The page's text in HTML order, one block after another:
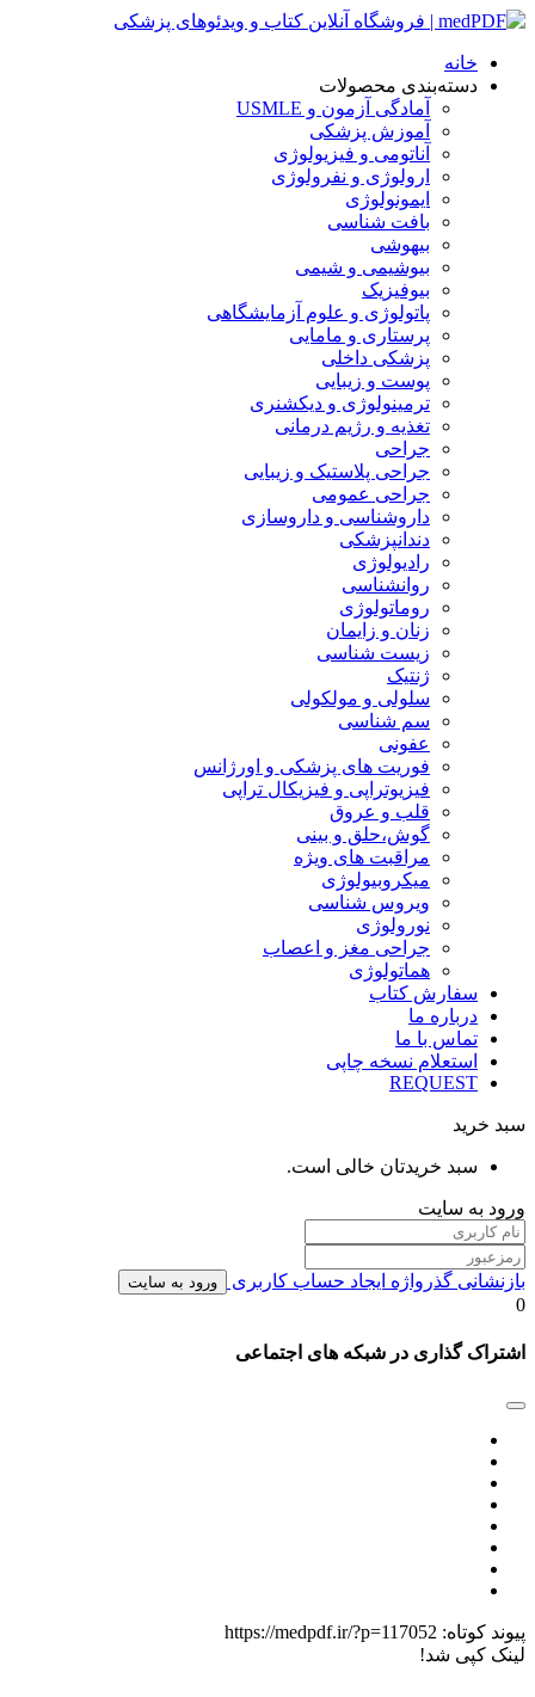
خانه
دسته‌بندی محصولات
آمادگی آزمون و USMLE
آموزش پزشکی
آناتومی و فیزیولوژی
ارولوژی و نفرولوژی
ایمونولوژی
بافت شناسی
بیهوشی
بیوشیمی و شیمی
بیوفیزیک
پاتولوژی و علوم آزمایشگاهی
پرستاری و مامایی
پزشکی داخلی
پوست و زیبایی
ترمینولوژی و دیکشنری
تغذیه و رژیم درمانی
جراحی
جراحی پلاستیک و زیبایی
جراحی عمومی
داروشناسی و داروسازی
دندانپزشکی
رادیولوژی
روانشناسی
روماتولوژی
زنان و زایمان
زیست شناسی
ژنتیک
سلولی و مولکولی
سم شناسی
عفونی
فوریت های پزشکی و اورژانس
فیزیوتراپی و فیزیکال تراپی
قلب و عروق
گوش،حلق و بینی
مراقبت های ویژه
میکروبیولوژی
ویروس شناسی
نورولوژی
جراحی مغز و اعصاب
هماتولوژی
سفارش کتاب
درباره ما
تماس با ما
استعلام نسخه چاپی
REQUEST
سبد خرید
سبد خریدتان خالی است.
ورود به سایت
بازنشانی گذرواژه ایجاد حساب کاربری ورود به سایت
0
اشتراک گذاری در شبکه های اجتماعی
پیوند کوتاه: https://medpdf.ir/?p=117052
لینک کپی شد!